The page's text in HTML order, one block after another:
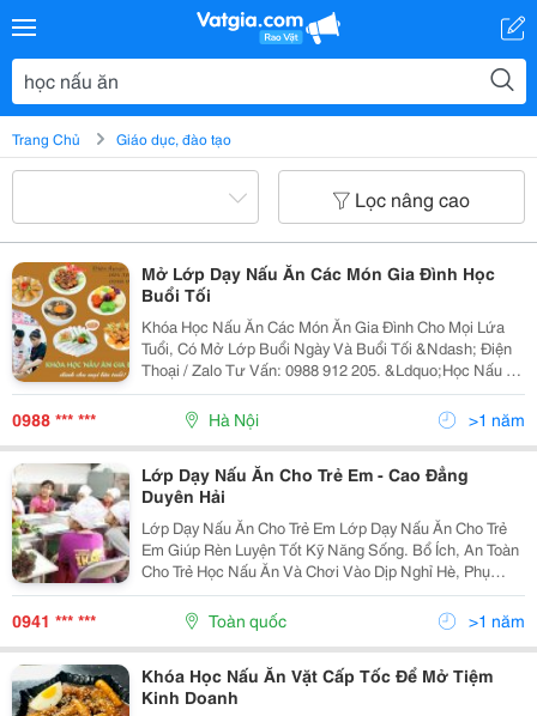
Trang Chủ Giáo dục, đào tạo
Lọc nâng cao
Mở Lớp Dạy Nấu Ăn Các Món Gia Đình Học
Buổi Tối
Khóa Học Nấu Ăn Các Món Ăn Gia Đình Cho Mọi Lứa
Tuổi, Có Mở Lớp Buổi Ngày Và Buổi Tối &Ndash; Điện
Thoại / Zalo Tư Vấn: 0988 912 205. &Ldquo;Học Nấu Ăn
Ngon&Rdquo; Để Có Những Bữa Cơm Gia Đình Bổ
Dưỡng, Hấp Dẫn Cho Người Thân Và Bạn Bè Đã Trở
Thành...
0988 *** *** Hà Nội >1 năm
Lớp Dạy Nấu Ăn Cho Trẻ Em - Cao Đẳng
Duyên Hải
Lớp Dạy Nấu Ăn Cho Trẻ Em Lớp Dạy Nấu Ăn Cho Trẻ
Em Giúp Rèn Luyện Tốt Kỹ Năng Sống. Bổ Ích, An Toàn
Cho Trẻ Học Nấu Ăn Và Chơi Vào Dịp Nghỉ Hè, Phụ
Huynh Yên Tâm Công Tác. Khi Hè Đến Là Lúc Các Em
Được Nghỉ Và Bắt Đầu Những Khóa Học Nhẹ Nhàng
Mà Bổ...
0941 *** *** Toàn quốc >1 năm
Khóa Học Nấu Ăn Vặt Cấp Tốc Để Mở Tiệm
Kinh Doanh